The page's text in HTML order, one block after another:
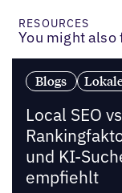
RESOURCES
You might
Blogs
Local SEO
und KI-
empfiehlt